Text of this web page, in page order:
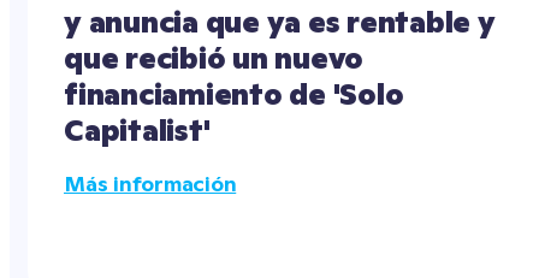
y anuncia que ya es rentable y
que recibió un nuevo
financiamiento de 'Solo
Capitalist'
Más información